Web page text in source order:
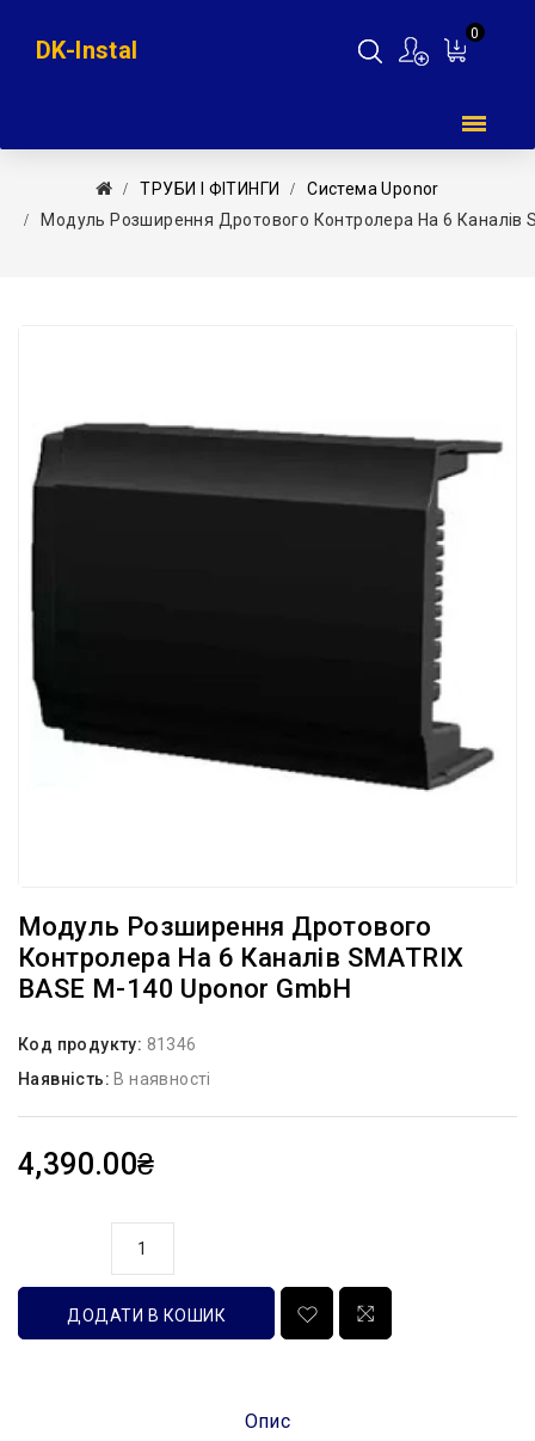
0
DK-Instal
ТРУБИ І ФІТИНГИ
Система Uponor
Модуль Розширення Дротового Контролера На 6 Каналів
Модуль Розширення Дротового
Контролера На 6 Каналів SMATRIX
BASE M-140 Uponor GmbH
Код продукту: 81346
Наявність: В наявності
4,390.00₴
ДОДАТИ В КОШИК
Опис